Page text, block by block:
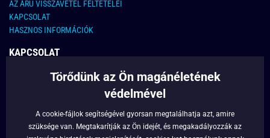
AZ ÁRU VISSZAVÉTEL FELTÉTELEI
KAPCSOLAT
HASZNOS INFORMÁCIÓK
KAPCSOLAT
E-MAIL CÍM:
FONTOS INFORMÁCIÓK
RÓLUNK
Törődünk az Ön magánéletének
védelmével
A cookie-fájlok segítségével gyorsan megtalálhatja azt, amire
szüksége van. Megtakarítják az Ön idejét, és megakadályozzák az